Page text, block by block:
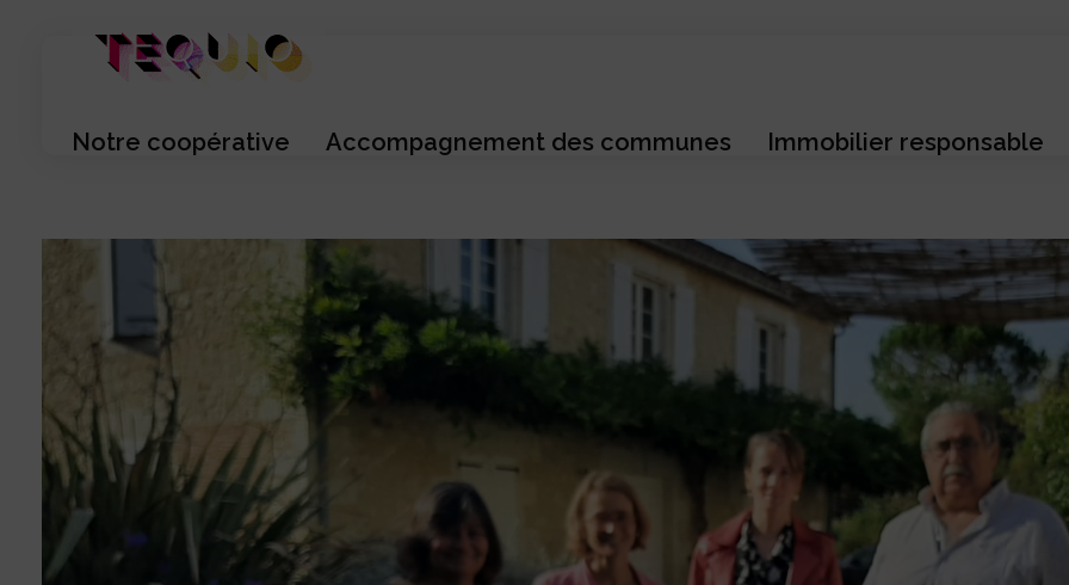
Notre coopérative Accompagnement des communes Immobilier responsable